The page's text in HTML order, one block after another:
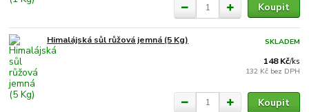
Koupit
Himalájská sůl růžová jemná (5 Kg)
148 Kč/ks
132 Kč bez DPH
SKLADEM
Koupit